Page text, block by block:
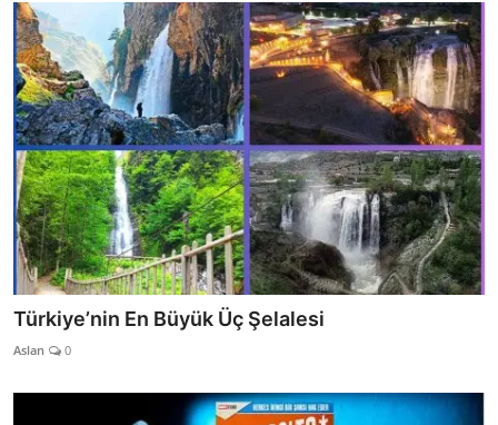
Türkiye’nin En Büyük Üç Şelalesi
Aslan 0